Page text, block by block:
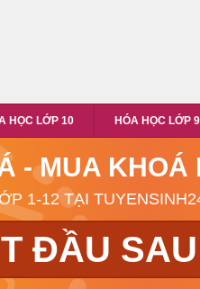
HỌC LỚP 10 HÓA HỌC LỚP 9
- MUA KHOÁ
1-12 TẠI
ĐẦU